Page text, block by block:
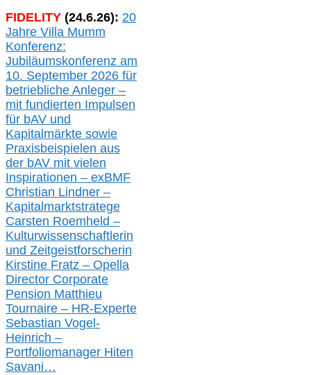
FIDELITY (24.6.26): 20
Jahre Villa Mumm
Konferenz:
Jubiläumskonferenz am
10. September 2026 für
betriebliche Anleger –
mit fundierten Impulsen
für bAV und
Kapitalmärkte sowie
Praxisbeispielen aus
der bAV mit vielen
Inspirationen – exBMF
Christian Lindner –
Kapitalmarktstratege
Carsten Roemheld –
Kulturwissenschaftlerin
und Zeitgeistforscherin
Kirstine Fratz – Opella
Director Corporate
Pension Matthieu
Tournaire – HR-Experte
Sebastian Vogel-
Heinrich –
Portfoliomanager Hiten
Savani…